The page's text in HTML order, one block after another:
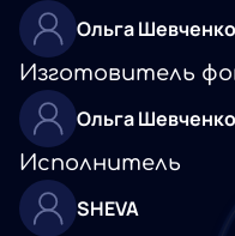
Ольга Шевченко
Изготовитель
Ольга Шевченко
Исполнитель
SHEVA